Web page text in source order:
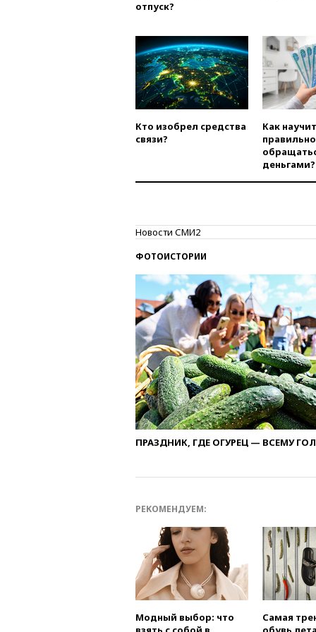
отпуск?
Кто изобрел средства
связи?
Как
правильно
деньгами?
Новости СМИ2
ФОТОИСТОРИИ
ПРАЗДНИК, ГДЕ ОГУРЕЦ — ВСЕМУ
РЕКОМЕНДУЕМ:
Модный выбор: что
Самая